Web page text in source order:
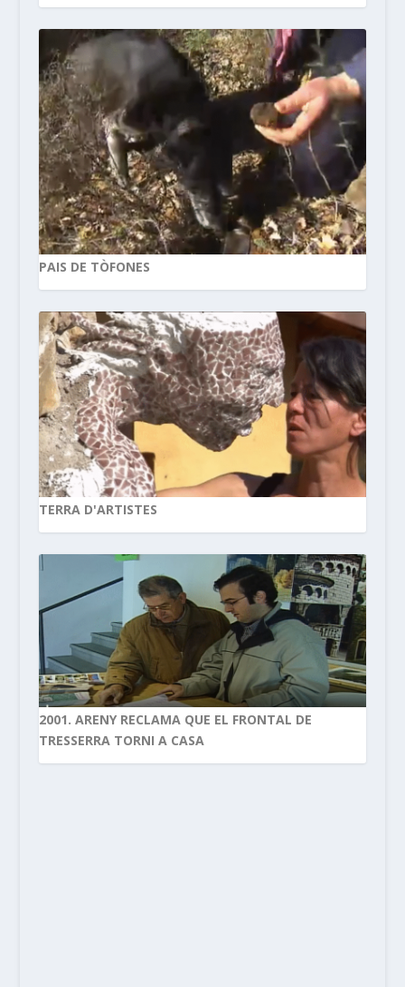
PAIS DE TÒFONES
TERRA D'ARTISTES
2001. ARENY RECLAMA QUE EL FRONTAL DE
TRESSERRA TORNI A CASA